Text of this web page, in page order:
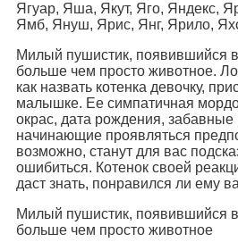
Ягуар, Яша, Якут, Яго, Яндекс,
Ямб, Януш, Ярис, Янг, Ярило,
Милый пушистик, появившийся в
больше чем просто животное.
как назвать котенка девочку,
малышке. Ее симпатичная
окрас, дата рождения, забавные
начинающие проявляться
возможно, станут для вас
ошибиться. Котенок своей
даст знать, понравился ли ему
Милый пушистик, появившийся в
больше чем просто животное